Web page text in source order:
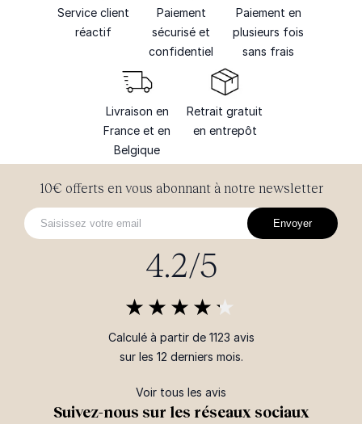
Service client
réactif
Paiement
sécurisé et
confidentiel
Paiement en
plusieurs fois
sans frais
Livraison en
France et en
Belgique
Retrait gratuit
en entrepôt
Suivez-nous sur les réseaux sociaux
10€ offerts en vous abonnant à notre newsletter
Envoyer
4.2/5
Calculé à partir de 1123 avis
sur les 12 derniers mois.
Voir tous les avis